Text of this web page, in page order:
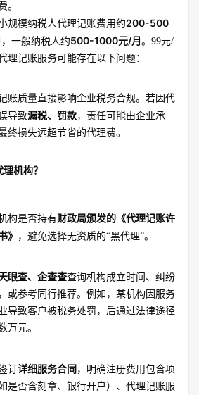
。
规模纳税人代理记账费用约200-500
，一般纳税人约500-1000元/月。99元/
理记账服务可能存在以下问题：
账质量直接影响企业税务合规。若因代
导致漏税、罚款，责任可能由企业承
终损失远超节省的代理费。
机构？
构是否持有财政局颁发的《代理记账许
》 ，避免选择无资质的“黑代理”。
眼查、企查查查询机构成立时间、纠纷
或参考同行推荐。例如，某机构因服务
导致客户被税务处罚，后通过法律途径
万元。
订详细服务合同，明确注册费用包含项
是否含刻章、银行开户）、代理记账服